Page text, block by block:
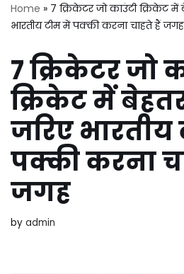
Home » 7 क्रिकेटर जो काउंटी क्रिकेट में
भारतीय टीम में पक्की करना चाहते हैं जगह
7 क्रिकेटर जो
क्रिकेट में
जरिए
पक्की करना
जगह
by admin